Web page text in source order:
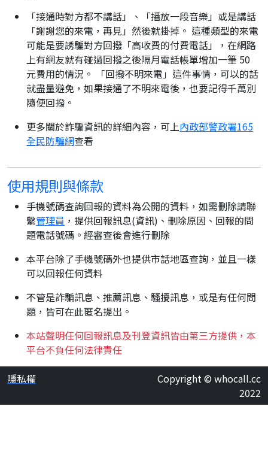
「接通時對方都不講話」、「播放一段音樂」或是講話
「謝謝您的來電，再見」然後就掛掉。 這種類型的來電
可能是要誘騙對方回撥「高收費的付費電話」，在網路
上有網友就有碰過回撥之後隔月電話帳單增加一筆 50
元費用的情況。 「回撥不明來電」這件事情，可以的話
就盡量避免，如果接通了不明來電後，也要記得千萬別
隨便回撥。
更多關於詐騙資訊的詳細內容，可上內政部警政署165
全民防騙網查看
使用規則與條款
手機號碼查詢回報的資料為公開的資料，如需刪除請聯
繫管理員 ，提供回報訊息(資訊)、刪除原因、回報的問
題電話號碼。經審查後會進行刪除
本平台除了手機號碼外也提供市話地區查詢，並且一樣
可以回報任何資料
不管是詐騙訊息、推薦訊息、騷擾訊息，或是有任何問
題，皆可在此匿名提出。
本站聲明任何回報訊息及刊登資訊皆由第三方提供，本
平台不負任何法律責任
隱私權
Copyright © whocall.cc
2022